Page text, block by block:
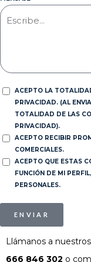
ACEPTO LA
PRIVACIDAD. (AL
TOTALIDAD DE LAS
PRIVACIDAD).
ACEPTO RECIBIR
COMERCIALES.
ACEPTO QUE ESTAS
FUNCIÓN DE MI
PERSONALES.
ENVIAR
Llámanos a
666 846 302 o